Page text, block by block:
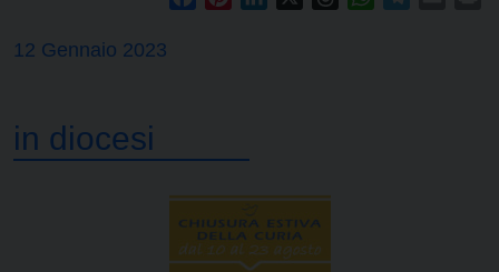
12 Gennaio 2023
in diocesi